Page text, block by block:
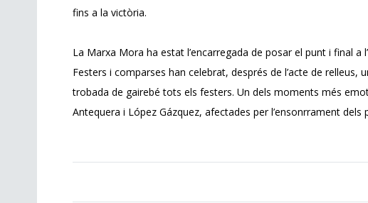
fins a la victòria.
La Marxa Mora ha estat l’encarregada de posar el punt i final
Festers i comparses han celebrat, després de l’acte de
trobada de gairebé tots els festers. Un dels moments més
Antequera i López Gázquez, afectades per l’ensonrrament dels